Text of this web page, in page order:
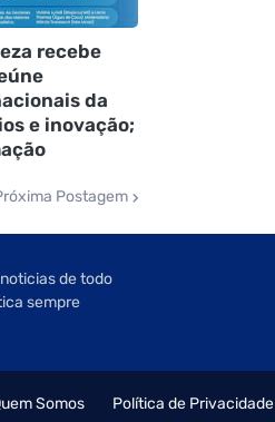
recebe
da
e inovação;
Postagem
de todo
sempre
Somos Política de Privacidade